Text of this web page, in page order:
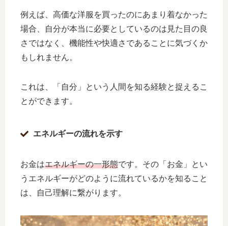
例えば、高価な洋服を買ったのにあまり着なかった
場合、自分が本当に必要としているのは見た目の良
さではなく、機能性や快適さであることに気づくか
もしれません。
これは、「自分」という人間を知る経験と捉えるこ
とができます。
エネルギーの流れを示す
お金はエネルギーの一形態です。その「お金」とい
うエネルギーがどのように流れているかを知ること
は、自己理解に繋がります。